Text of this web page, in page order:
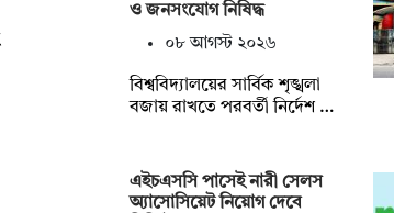
ও জনসংযোগ নিষিদ্ধ
০৮ আগস্ট ২০২৬
বিশ্ববিদ্যালয়ের সার্বিক শৃঙ্খলা
বজায় রাখতে পরবর্তী নির্দেশ …
এইচএসসি পাসেই নারী সেলস
অ্যাসোসিয়েট নিয়োগ দেবে